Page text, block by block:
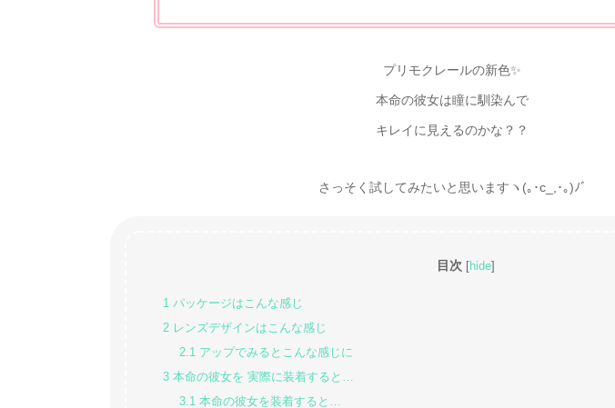
プリモクレールの新色✨
本命の彼女は瞳に馴染んで
キレイに見えるのかな？？
さっそく試してみたいと思いますヽ(｡･c_,･｡)ﾉﾞ
目次 [hide]
1パッケージはこんな感じ
2レンズデザインはこんな感じ
2.1 アップでみるとこんな感じに
3本命の彼女を 実際に装着すると…
3.1 本命の彼女を装着すると…